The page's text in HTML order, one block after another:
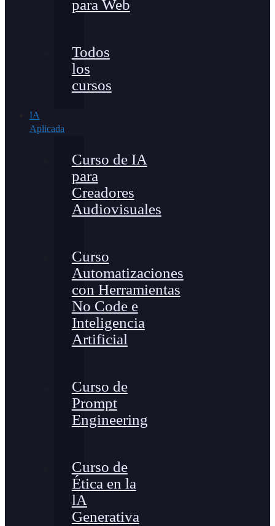
para Web
Todos
los
cursos
IA
Aplicada
Curso de IA
para
Creadores
Audiovisuales
Curso
Automatizaciones
con Herramientas
No Code e
Inteligencia
Artificial
Curso de
Prompt
Engineering
Curso de
Ética en la
lA
Generativa